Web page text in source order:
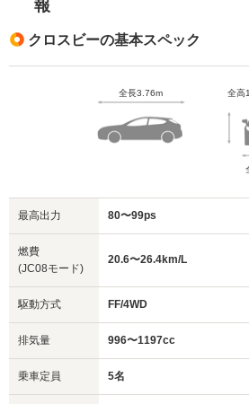
報
クロスビーの基本スペック
全長3.76m 全高
最高出力 80〜99ps
燃費
(JC08モード)
20.6〜26.4km/L
駆動方式 FF/4WD
排気量 996〜1197cc
乗車定員 5名